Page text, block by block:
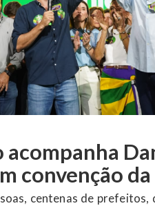
afirma que
entre legado e